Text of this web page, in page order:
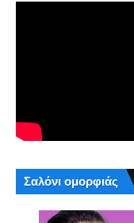
Σαλόνι ομορφιάς